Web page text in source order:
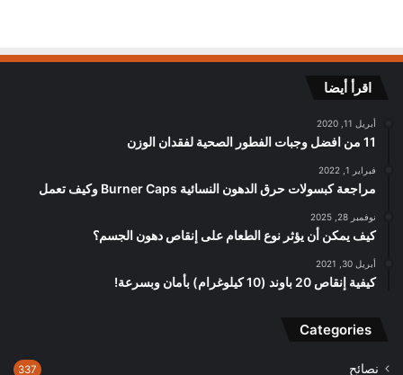
اقرأ أيضا
أبريل 11, 2020
11 من افضل وجبات الفطور الصحية لفقدان الوزن
فبراير 1, 2022
مراجعة كبسولات حرق الدهون النسائية Burner Caps وكيف تعمل
نوفمبر 28, 2025
كيف يمكن أن يؤثر نوع الطعام على إنقاص دهون الجسم؟
أبريل 30, 2021
كيفية إنقاص 20 باوند (10 كيلوغرام) بأمان وبسرعة!
Categories
نصائح 337